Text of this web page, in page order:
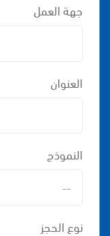
جهة العمل
العنوان
النموذج
نوع الحجز